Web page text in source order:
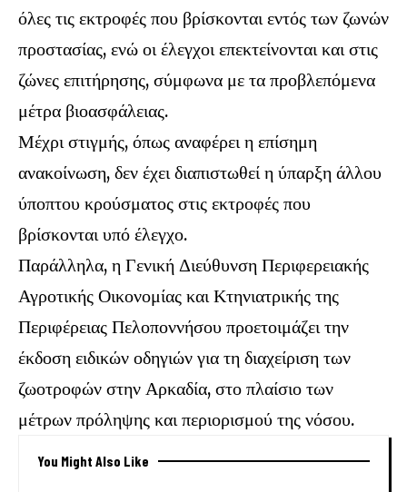
όλες τις εκτροφές που βρίσκονται εντός των ζωνών
προστασίας, ενώ οι έλεγχοι επεκτείνονται και στις
ζώνες επιτήρησης, σύμφωνα με τα προβλεπόμενα
μέτρα βιοασφάλειας.
Μέχρι στιγμής, όπως αναφέρει η επίσημη
ανακοίνωση, δεν έχει διαπιστωθεί η ύπαρξη άλλου
ύποπτου κρούσματος στις εκτροφές που
βρίσκονται υπό έλεγχο.
Παράλληλα, η Γενική Διεύθυνση Περιφερειακής
Αγροτικής Οικονομίας και Κτηνιατρικής της
Περιφέρειας Πελοποννήσου προετοιμάζει την
έκδοση ειδικών οδηγιών για τη διαχείριση των
ζωοτροφών στην Αρκαδία, στο πλαίσιο των
μέτρων πρόληψης και περιορισμού της νόσου.
You Might Also Like